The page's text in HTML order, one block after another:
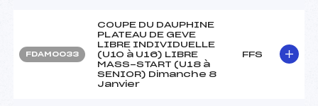
FDAM0033
COUPE DU DAUPHINE
PLATEAU DE GEVE
LIBRE INDIVIDUELLE
(U10 à U16) LIBRE
MASS-START (U18 à
SENIOR) Dimanche 8
Janvier
FFS